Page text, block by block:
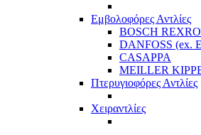
Εμβολοφόρες Αντλίες
BOSCH
DANFOSS (ex.
CASAPPA
MEILLER
Πτερυγιοφόρες Αντλίες
Χειραντλίες